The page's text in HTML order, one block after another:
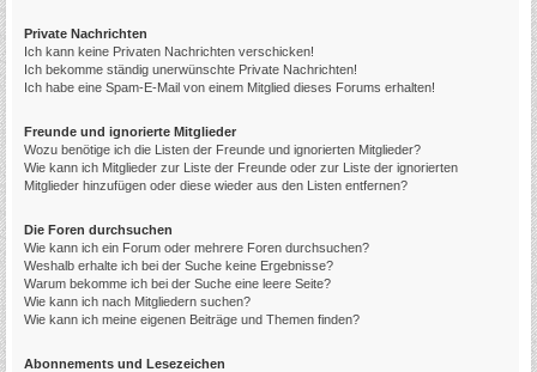
Private Nachrichten
Ich kann keine Privaten Nachrichten verschicken!
Ich bekomme ständig unerwünschte Private Nachrichten!
Ich habe eine Spam-E-Mail von einem Mitglied dieses Forums erhalten!
Freunde und ignorierte Mitglieder
Wozu benötige ich die Listen der Freunde und ignorierten Mitglieder?
Wie kann ich Mitglieder zur Liste der Freunde oder zur Liste der ignorierten
Mitglieder hinzufügen oder diese wieder aus den Listen entfernen?
Die Foren durchsuchen
Wie kann ich ein Forum oder mehrere Foren durchsuchen?
Weshalb erhalte ich bei der Suche keine Ergebnisse?
Warum bekomme ich bei der Suche eine leere Seite?
Wie kann ich nach Mitgliedern suchen?
Wie kann ich meine eigenen Beiträge und Themen finden?
Abonnements und Lesezeichen